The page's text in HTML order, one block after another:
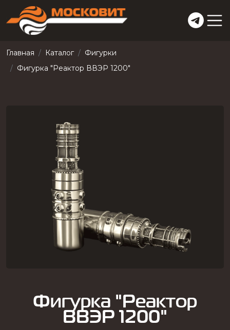
Главная Каталог
Фигурки
Фигурка "Реактор ВВЭР 1200"
Фигурка "Реактор
ВВЭР 1200"